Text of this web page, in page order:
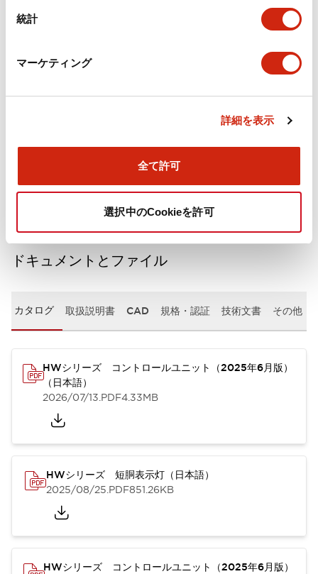
統計
マーケティング
詳細を表示
全て許可
選択中のCookieを許可
電気的仕様(照光部定格)
環境仕様
機能仕様
ドキュメントとファイル
カタログ 取扱説明書 CAD 規格・認証 技術文書 その他
HWシリーズ コントロールユニット（2025年6月版）
（日本語）
2026/07/13.PDF4.33MB
HWシリーズ 短胴表示灯（日本語）
2025/08/25.PDF851.26KB
HWシリーズ コントロールユニット（2025年6月版）